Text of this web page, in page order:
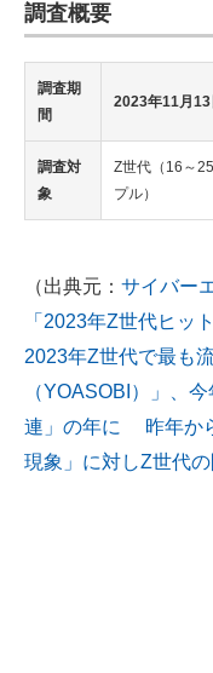
調査概要
調査期
間
2023年11月13
調査対
象
Z世代（16～
プル）
（出典元： サイバー
「2023年Z世代ヒッ
2023年Z世代で最も
（YOASOBI）」、
連」の年に 昨年か
現象」に対しZ世代